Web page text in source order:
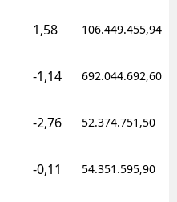
Uşak
1,58 106.449.455,94
-1,14 692.044.692,60
-2,76 52.374.751,50
-0,11 54.351.595,90